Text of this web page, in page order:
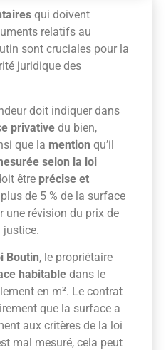
qui doivent
relatifs au
sont cruciales pour la
juridique des
doit indiquer dans
privative du bien,
que la mention qu’il
selon la loi
être précise et
de 5 % de la surface
une révision du prix de
justice.
Boutin, le propriétaire
habitable dans le
en m². Le contrat
que la surface a
aux critères de la loi
mal mesuré, cela peut